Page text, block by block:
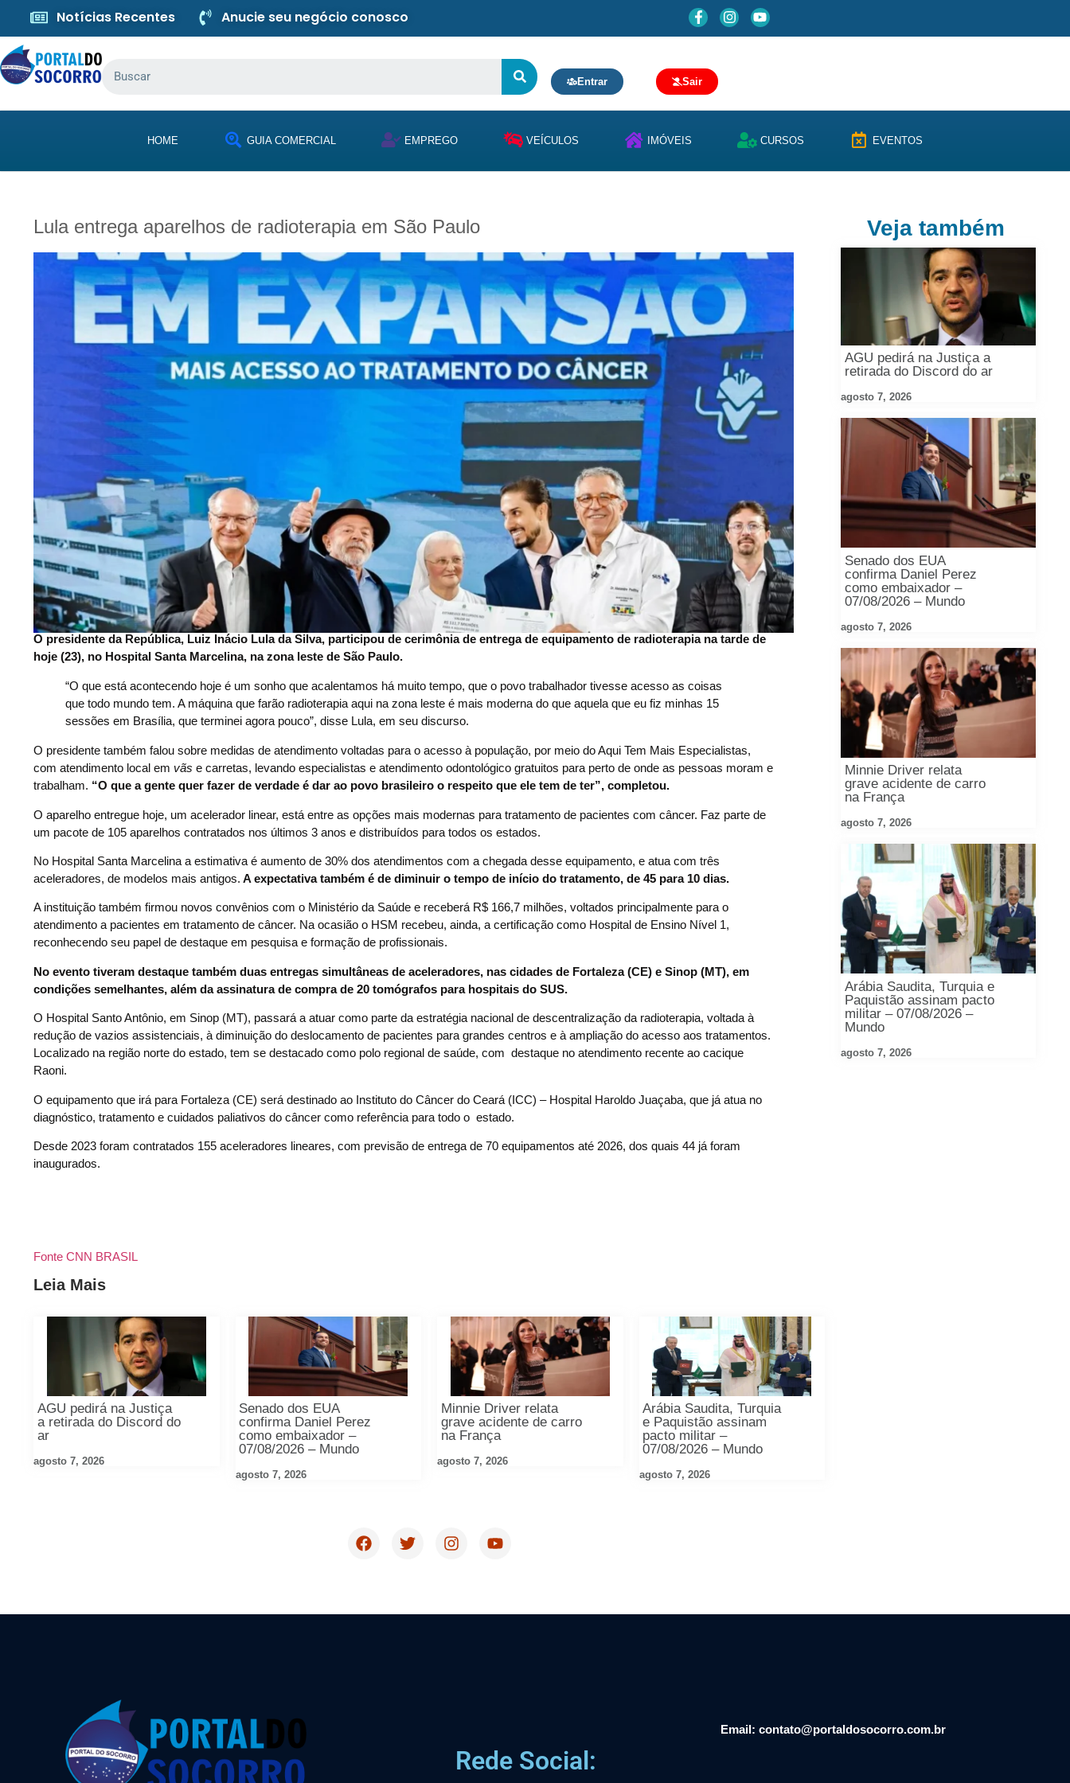
Notícias Recentes Anucie seu negócio conosco
Entrar Sair
HOME GUIA COMERCIAL EMPREGO VEÍCULOS IMÓVEIS CURSOS EVENTOS
Lula entrega aparelhos de radioterapia em São Paulo
O presidente da República, Luiz Inácio Lula da Silva, participou de cerimônia de entrega de equipamento de radioterapia na tarde de
hoje (23), no Hospital Santa Marcelina, na zona leste de São Paulo.
“O que está acontecendo hoje é um sonho que acalentamos há muito tempo, que o povo trabalhador tivesse acesso as coisas
que todo mundo tem. A máquina que farão radioterapia aqui na zona leste é mais moderna do que aquela que eu fiz minhas 15
sessões em Brasília, que terminei agora pouco”, disse Lula, em seu discurso.
O presidente também falou sobre medidas de atendimento voltadas para o acesso à população, por meio do Aqui Tem Mais Especialistas,
com atendimento local em vãs e carretas, levando especialistas e atendimento odontológico gratuitos para perto de onde as pessoas moram e
trabalham. “O que a gente quer fazer de verdade é dar ao povo brasileiro o respeito que ele tem de ter”, completou.
O aparelho entregue hoje, um acelerador linear, está entre as opções mais modernas para tratamento de pacientes com câncer. Faz parte de
um pacote de 105 aparelhos contratados nos últimos 3 anos e distribuídos para todos os estados.
No Hospital Santa Marcelina a estimativa é aumento de 30% dos atendimentos com a chegada desse equipamento, e atua com três
aceleradores, de modelos mais antigos. A expectativa também é de diminuir o tempo de início do tratamento, de 45 para 10 dias.
A instituição também firmou novos convênios com o Ministério da Saúde e receberá R$ 166,7 milhões, voltados principalmente para o
atendimento a pacientes em tratamento de câncer. Na ocasião o HSM recebeu, ainda, a certificação como Hospital de Ensino Nível 1,
reconhecendo seu papel de destaque em pesquisa e formação de profissionais.
No evento tiveram destaque também duas entregas simultâneas de aceleradores, nas cidades de Fortaleza (CE) e Sinop (MT), em
condições semelhantes, além da assinatura de compra de 20 tomógrafos para hospitais do SUS.
O Hospital Santo Antônio, em Sinop (MT), passará a atuar como parte da estratégia nacional de descentralização da radioterapia, voltada à
redução de vazios assistenciais, à diminuição do deslocamento de pacientes para grandes centros e à ampliação do acesso aos tratamentos.
Localizado na região norte do estado, tem se destacado como polo regional de saúde, com destaque no atendimento recente ao cacique
Raoni.
O equipamento que irá para Fortaleza (CE) será destinado ao Instituto do Câncer do Ceará (ICC) – Hospital Haroldo Juaçaba, que já atua no
diagnóstico, tratamento e cuidados paliativos do câncer como referência para todo o estado.
Desde 2023 foram contratados 155 aceleradores lineares, com previsão de entrega de 70 equipamentos até 2026, dos quais 44 já foram
inaugurados.
Fonte CNN BRASIL
Leia Mais
AGU pedirá na Justiça
a retirada do Discord do
ar
agosto 7, 2026
Senado dos EUA
confirma Daniel Perez
como embaixador –
07/08/2026 – Mundo
agosto 7, 2026
Minnie Driver relata
grave acidente de carro
na França
agosto 7, 2026
Arábia Saudita, Turquia
e Paquistão assinam
pacto militar –
07/08/2026 – Mundo
agosto 7, 2026
Veja também
AGU pedirá na Justiça a
retirada do Discord do ar
agosto 7, 2026
Senado dos EUA
confirma Daniel Perez
como embaixador –
07/08/2026 – Mundo
agosto 7, 2026
Minnie Driver relata
grave acidente de carro
na França
agosto 7, 2026
Arábia Saudita, Turquia e
Paquistão assinam pacto
militar – 07/08/2026 –
Mundo
agosto 7, 2026
Rede Social:
Email: contato@portaldosocorro.com.br